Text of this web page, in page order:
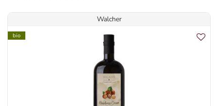
Walcher
bio